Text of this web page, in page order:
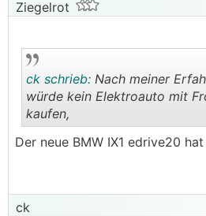
Ziegelrot
..
ck schrieb: Nach meiner
würde kein Elektroauto mit
kaufen,
Der neue BMW IX1 edrive20
ck